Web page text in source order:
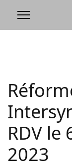
RDV le
2023